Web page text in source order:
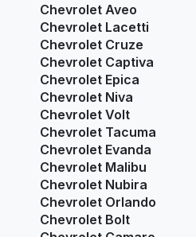
Chevrolet Aveo
Chevrolet Lacetti
Chevrolet Cruze
Chevrolet Captiva
Chevrolet Epica
Chevrolet Niva
Chevrolet Volt
Chevrolet Tacuma
Chevrolet Evanda
Chevrolet Malibu
Chevrolet Nubira
Chevrolet Orlando
Chevrolet Bolt